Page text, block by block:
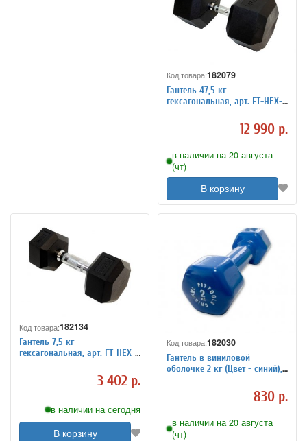
Код товара:182079
Гантель 47,5 кг
гексагональная, арт. FT-HEX-
12 990 р.
в наличии на 20 августа
(чт)
В корзину
Код товара:182134
Гантель 7,5 кг
гексагональная, арт. FT-HEX-
3 402 р.
в наличии на сегодня
В корзину
Код товара:182030
Гантель в виниловой
оболочке 2 кг (Цвет - синий),
830 р.
в наличии на 20 августа
(чт)